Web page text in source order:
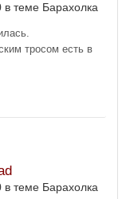
в теме Барахолка
тросом есть в
в теме Барахолка